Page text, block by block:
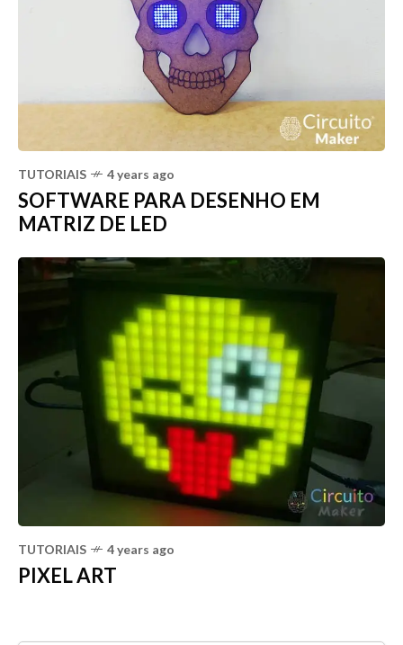
TUTORIAIS 4 years ago
SOFTWARE PARA DESENHO EM
MATRIZ DE LED
TUTORIAIS 4 years ago
PIXEL ART